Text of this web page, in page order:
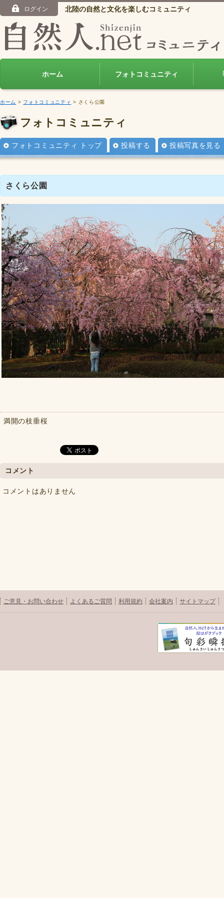
ログイン 北陸の自然と文化を楽しむコミュニティ
ホーム フォトコミュニティ
ホーム > フォトコミュニティ > さくら公園
フォトコミュニティ
フォトコミュニティ トップ 投稿する 投稿写真を見る
さくら公園
満開の枝垂桜
コメント
コメントはありません
ご意見・お問い合わせ よくあるご質問 利用規約 会社案内 サイトマップ